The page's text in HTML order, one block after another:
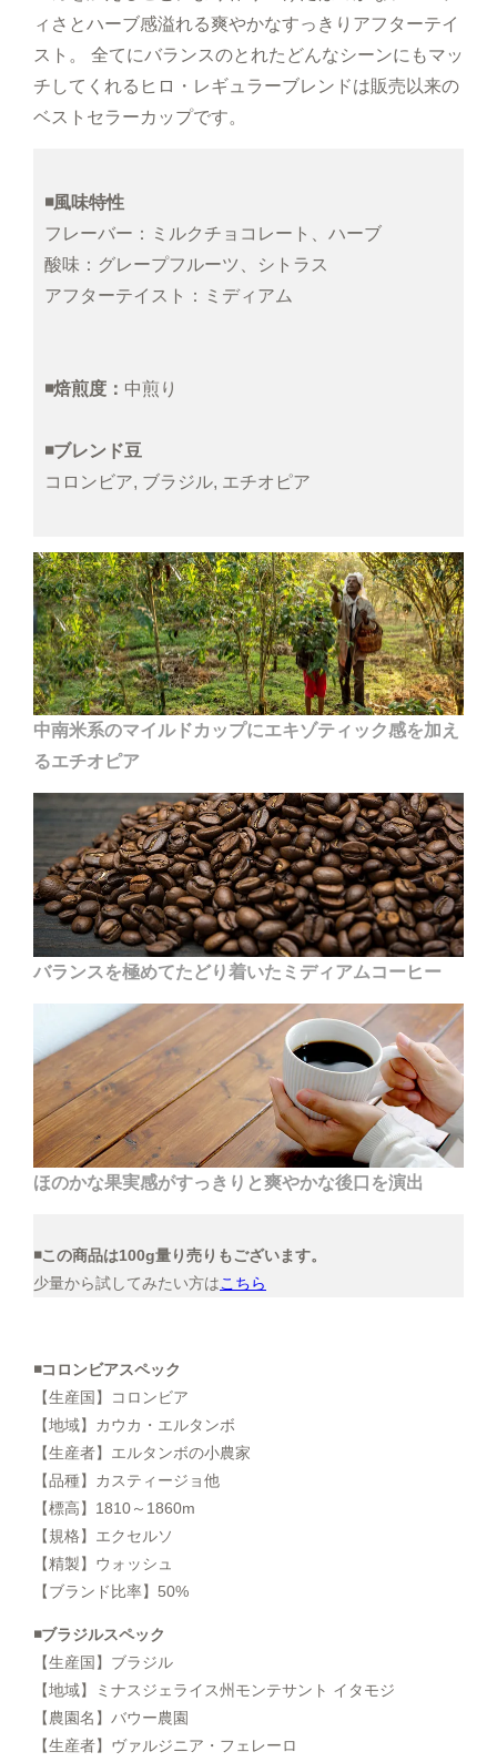
こだわりで選ぶ
フレーバーから選ぶ
飲み方で選ぶ
ィさとハーブ感溢れる爽やかなすっきりアフターテイ
スト。 全てにバランスのとれたどんなシーンにもマッ
チしてくれるヒロ・レギュラーブレンドは販売以来の
ベストセラーカップです。
◾️風味特性
フレーバー：ミルクチョコレート、ハーブ
酸味：グレープフルーツ、シトラス
アフターテイスト：ミディアム
◾️焙煎度： 中煎り
◾️ブレンド豆
コロンビア, ブラジル, エチオピア
中南米系のマイルドカップにエキゾティック感を加え
るエチオピア
バランスを極めてたどり着いたミディアムコーヒー
ほのかな果実感がすっきりと爽やかな後口を演出
◾️この商品は100g量り売りもございます。
少量から試してみたい方はこちら
◾️コロンビアスペック
【生産国】コロンビア
【地域】カウカ・エルタンボ
【生産者】エルタンボの小農家
【品種】カスティージョ他
【標高】1810～1860m
【規格】エクセルソ
【精製】ウォッシュ
【ブランド比率】50%
◾️ブラジルスペック
【生産国】ブラジル
【地域】ミナスジェライス州モンテサント イタモジ
【農園名】バウー農園
【生産者】ヴァルジニア・フェレーロ